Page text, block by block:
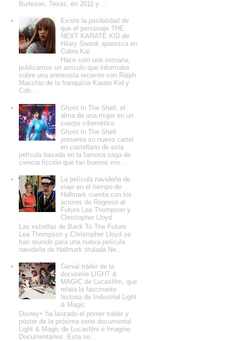
Burleson, Texas, en 2011 y ...
Existe la posibilidad de
que el personaje THE
NEXT KARATE KID de
Hilary Swank aparezca en
Cobra Kai
Hace solo una semana,
publicamos un artículo que informaba
sobre una entrevista reciente con Ralph
Macchio de la franquicia Karate Kid y
Cob...
Ghost In The Shell, el
alma de una mujer en un
cuerpo cibernético
Ghost In The Shell
presenta su nuevo cartel
en castellano de esta
película basada en la famosa saga de
ciencia ficción que tan buenos mo...
La película navideña de
viaje en el tiempo de
Hallmark cuenta con los
actores de Regreso al
Futuro Lea Thompson y
Christopher Lloyd
Las estrellas de Back To The Future
Lea Thompson y Christopher Lloyd se
han reunido para una nueva película
navideña de Hallmark titulada Ne...
Genial tráiler de la
docuserie LIGHT &
MAGIC de Lucasfilm, que
relata la fascinante
historia de Industrial Light
& Magic
Disney+ ha lanzado el primer tráiler y
póster de la próxima serie documental
Light & Magic de Lucasfilm e Imagine
Documentaries. Esta se...